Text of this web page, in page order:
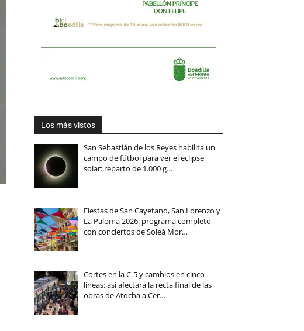
Los más vistos
San Sebastián de los Reyes habilita un
campo de fútbol para ver el eclipse
solar: reparto de 1.000 g…
Fiestas de San Cayetano, San Lorenzo y
La Paloma 2026: programa completo
con conciertos de Soleá Mor…
Cortes en la C-5 y cambios en cinco
líneas: así afectará la recta final de las
obras de Atocha a Cer…